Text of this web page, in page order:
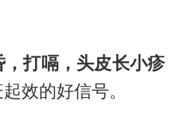
，打嗝，头皮长小疹
效的好信号。